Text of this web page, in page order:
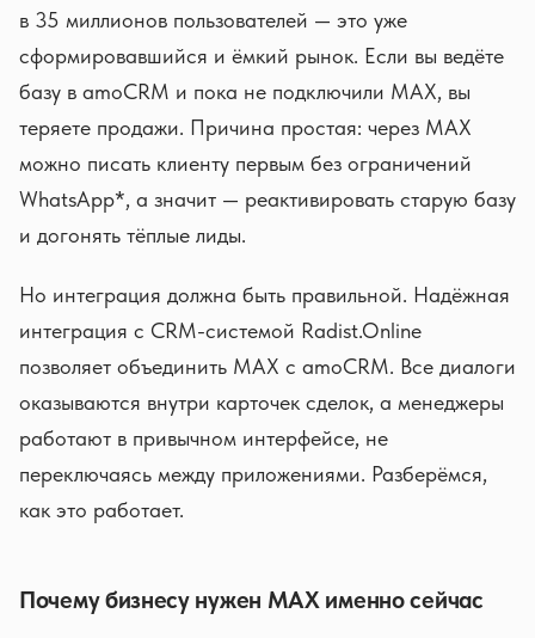
в 35 миллионов пользователей — это уже
сформировавшийся и ёмкий рынок. Если вы ведёте
базу в amoCRM и пока не подключили MAX, вы
теряете продажи. Причина простая: через MAX
можно писать клиенту первым без ограничений
WhatsApp*, а значит — реактивировать старую базу
и догонять тёплые лиды.
Но интеграция должна быть правильной. Надёжная
интеграция с CRM-системой Radist.Online
позволяет объединить MAX с amoCRM. Все диалоги
оказываются внутри карточек сделок, а менеджеры
работают в привычном интерфейсе, не
переключаясь между приложениями. Разберёмся,
как это работает.
Почему бизнесу нужен MAX именно сейчас